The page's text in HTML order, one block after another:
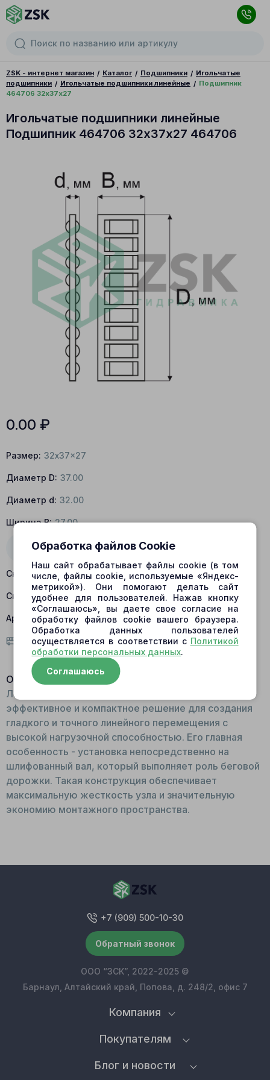
ZSK - интернет магазин Каталог Подшипники
Игольчатые
подшипники
Игольчатые подшипники линейные
Подшипник
464706 32х37х27
Игольчатые подшипники линейные
Подшипник 464706 32х37х27 464706
0.00 ₽
Размер: 32x37x27
Диаметр D: 37.00
Диаметр d: 32.00
Ширина B: 27.00
Склад Барнаул: есть в наличии
Склад Центральный: нет в наличии
Артикул: 464706
Условия доставки
Описание:
Линейный роликовый подшипник 464706 - это
эффективное и компактное решение для создания
гладкого и точного линейного перемещения с
высокой нагрузочной способностью. Его главная
особенность - установка непосредственно на
шлифованный вал, который выполняет роль беговой
дорожки. Такая конструкция обеспечивает
максимальную жесткость узла и значительную
экономию монтажного пространства.
Компания
Покупателям
Блог и новости
+7 (909) 500-10-30
Обратный звонок
ООО “ЗСК”, 2022-2025 ©
Барнаул, Алтайский край, Попова, д. 248/2, офис 7
Обработка файлов Cookie
Наш сайт обрабатывает файлы cookie (в том
числе, файлы cookie, используемые «Яндекс-
метрикой»). Они помогают делать сайт
удобнее для пользователей. Нажав кнопку
«Соглашаюсь», вы даете свое согласие на
обработку файлов cookie вашего браузера.
Обработка данных пользователей
осуществляется в соответствии с Политикой
обработки персональных данных.
Соглашаюсь